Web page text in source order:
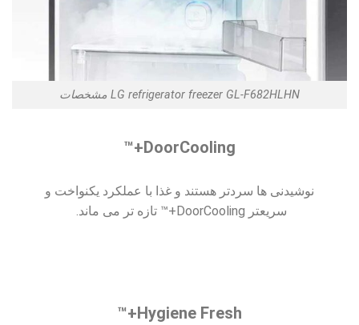
DoorCooling+™
نوشیدنی ها سردتر هستند و غذا با عملکرد یکنواخت و
سریعتر DoorCooling+™ تازه تر می ماند.
مشخصات LG refrigerator freezer GL-F682HLHN
Hygiene Fresh+™